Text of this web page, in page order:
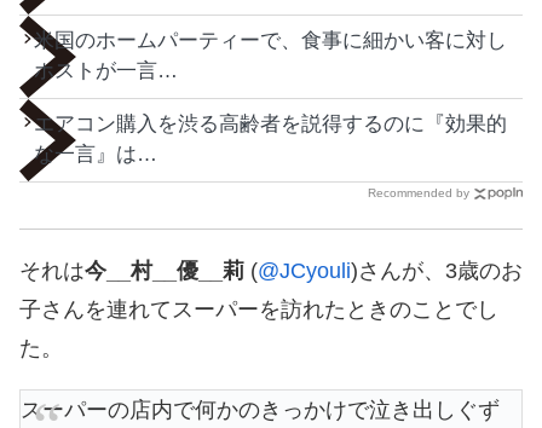
米国のホームパーティーで、食事に細かい客に対し
ホストが一言…
エアコン購入を渋る高齢者を説得するのに『効果的
な一言』は…
Recommended by
それは今__村__優__莉 (@JCyouli)さんが、3歳のお
子さんを連れてスーパーを訪れたときのことでし
た。
スーパーの店内で何かのきっかけで泣き出しぐず